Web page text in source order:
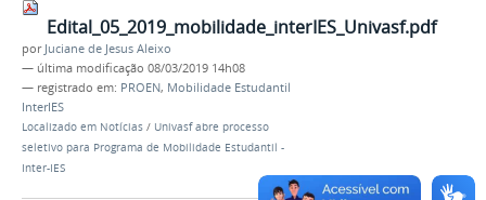
Edital_05_2019_mobilidade_interIES_Univasf.pdf
por Juciane de Jesus Aleixo
— última modificação 08/03/2019 14h08
— registrado em: PROEN, Mobilidade Estudantil
InterIES
Localizado em Notícias / Univasf abre processo
seletivo para Programa de Mobilidade Estudantil -
Inter-IES